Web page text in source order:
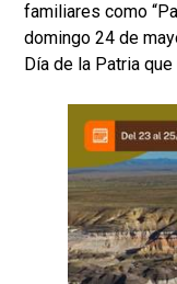
familiares como
domingo 24 de
Día de la Patria que